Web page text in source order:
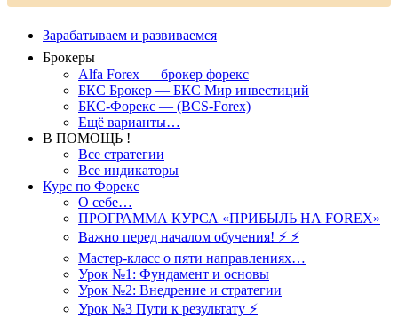
Зарабатываем и развиваемся
Брокеры
Alfa Forex — брокер форекс
БКС Брокер — БКС Мир инвестиций
БКС-Форекс — (BCS-Forex)
Ещё варианты…
В ПОМОЩЬ !
Все стратегии
Все индикаторы
Курс по Форекс
О себе…
ПРОГРАММА КУРСА «ПРИБЫЛЬ НА FOREX»
Важно перед началом обучения! ⚡ ⚡
Мастер-класс о пяти направлениях…
Урок №1: Фундамент и основы
Урок №2: Внедрение и стратегии
Урок №3 Пути к результату ⚡️